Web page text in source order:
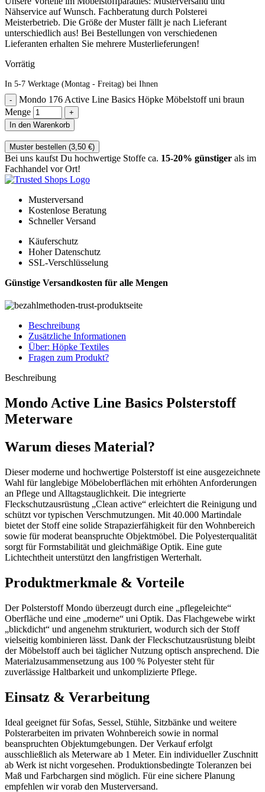
Nähservice auf Wunsch. Fachberatung durch Polsterei
Meisterbetrieb. Die Größe der Muster fällt je nach Lieferant
unterschiedlich aus! Bei Bestellungen von verschiedenen
Lieferanten erhalten Sie mehrere Musterlieferungen!
Vorrätig
In 5-7 Werktage (Montag - Freitag) bei Ihnen
Mondo 176 Active Line Basics Höpke Möbelstoff uni braun
Menge
In den Warenkorb
Muster bestellen (3,50 €)
Bei uns kaufst Du hochwertige Stoffe ca. 15-20% günstiger als im
Fachhandel vor Ort!
Musterversand
Kostenlose Beratung
Schneller Versand
Käuferschutz
Hoher Datenschutz
SSL-Verschlüsselung
Günstige Versandkosten für alle Mengen
Beschreibung
Zusätzliche Informationen
Über: Höpke Textiles
Fragen zum Produkt?
Beschreibung
Mondo Active Line Basics Polsterstoff
Meterware
Warum dieses Material?
Dieser moderne und hochwertige Polsterstoff ist eine ausgezeichnete
Wahl für langlebige Möbeloberflächen mit erhöhten Anforderungen
an Pflege und Alltagstauglichkeit. Die integrierte
Fleckschutzausrüstung „Clean active“ erleichtert die Reinigung und
schützt vor typischen Verschmutzungen. Mit 40.000 Martindale
bietet der Stoff eine solide Strapazierfähigkeit für den Wohnbereich
sowie für moderat beanspruchte Objektmöbel. Die Polyesterqualität
sorgt für Formstabilität und gleichmäßige Optik. Eine gute
Lichtechtheit unterstützt den langfristigen Werterhalt.
Produktmerkmale & Vorteile
Der Polsterstoff Mondo überzeugt durch eine „pflegeleichte“
Oberfläche und eine „moderne“ uni Optik. Das Flachgewebe wirkt
„blickdicht“ und angenehm strukturiert, wodurch sich der Stoff
vielseitig kombinieren lässt. Dank der Fleckschutzausrüstung bleibt
der Möbelstoff auch bei täglicher Nutzung optisch ansprechend. Die
Materialzusammensetzung aus 100 % Polyester steht für
zuverlässige Haltbarkeit und unkomplizierte Pflege.
Einsatz & Verarbeitung
Ideal geeignet für Sofas, Sessel, Stühle, Sitzbänke und weitere
Polsterarbeiten im privaten Wohnbereich sowie in normal
beanspruchten Objektumgebungen. Der Verkauf erfolgt
ausschließlich als Meterware ab 1 Meter. Ein individueller Zuschnitt
ab Werk ist nicht vorgesehen. Produktionsbedingte Toleranzen bei
Maß und Farbchargen sind möglich. Für eine sichere Planung
empfehlen wir vorab den Musterversand.